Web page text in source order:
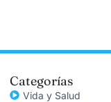
Categorías
Vida y Salud